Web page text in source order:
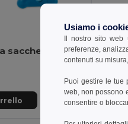
Dispenser porta sacchetti igienici per cani
1,94
Egotier
Usiamo i
Il nostro sito
preferenze,
contenuti su
Puoi gestire le tue
web, non possono
consentire o